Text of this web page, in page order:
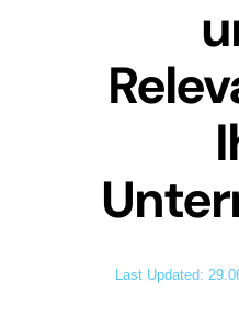
Last Updated: